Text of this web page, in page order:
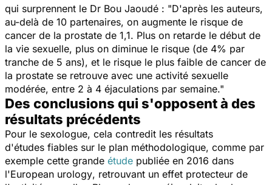
qui surprennent le Dr Bou Jaoudé : "D'après les auteurs,
au-delà de 10 partenaires, on augmente le risque de
cancer de la prostate de 1,1. Plus on retarde le début de
la vie sexuelle, plus on diminue le risque (de 4% par
tranche de 5 ans), et le risque le plus faible de cancer de
la prostate se retrouve avec une activité sexuelle
modérée, entre 2 à 4 éjaculations par semaine."
Des conclusions qui s'opposent à des
résultats précédents
Pour le sexologue, cela contredit les résultats
d'études fiables sur le plan méthodologique, comme par
exemple cette grande étude publiée en 2016 dans
l'European urology, retrouvant un effet protecteur de